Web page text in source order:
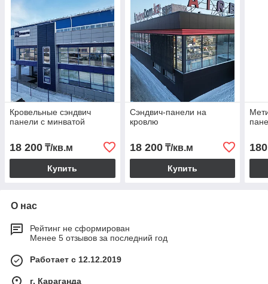
Кровельные сэндвич
панели с минватой
18 200 ₸/кв.м
Купить
Сэндвич-панели на
кровлю
18 200₸/кв.м
Купить
180
О нас
Рейтинг не сформирован
Менее 5 отзывов за последний год
Работает с 12.12.2019
г. Караганда